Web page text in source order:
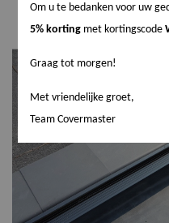
Om u te bedanken voor uw
5% korting met kortingscode
Graag tot morgen!
Met vriendelijke groet,
Team Covermaster